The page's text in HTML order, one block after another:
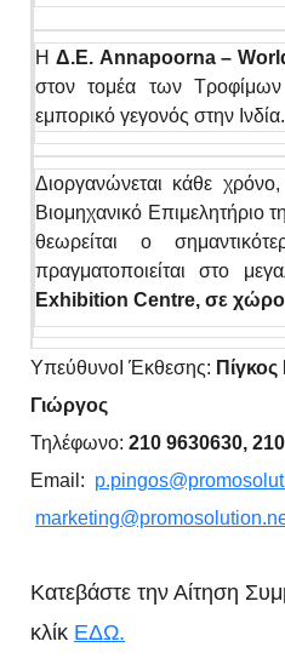
Η Δ.Ε. Annapoorna –
στον τομέα των Τροφίμων
εμπορικό γεγονός στην Ινδία.
Διοργανώνεται κάθε
Βιομηχανικό Επιμελητήριο
θεωρείται ο
πραγματοποιείται στο
Exhibition Centre, σε χώρο
ΥπεύθυνοI Έκθεσης: Πίγκος
Γιώργος
Τηλέφωνο: 210 9630630,
Email: p
Κατεβάστε την Αίτηση
κλίκ ΕΔΩ.